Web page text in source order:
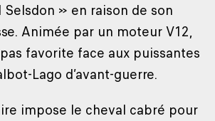
» en raison de son
Animée par un moteur V12,
pas favorite face aux puissantes
Lago d’avant-guerre.
impose le cheval cabré pour